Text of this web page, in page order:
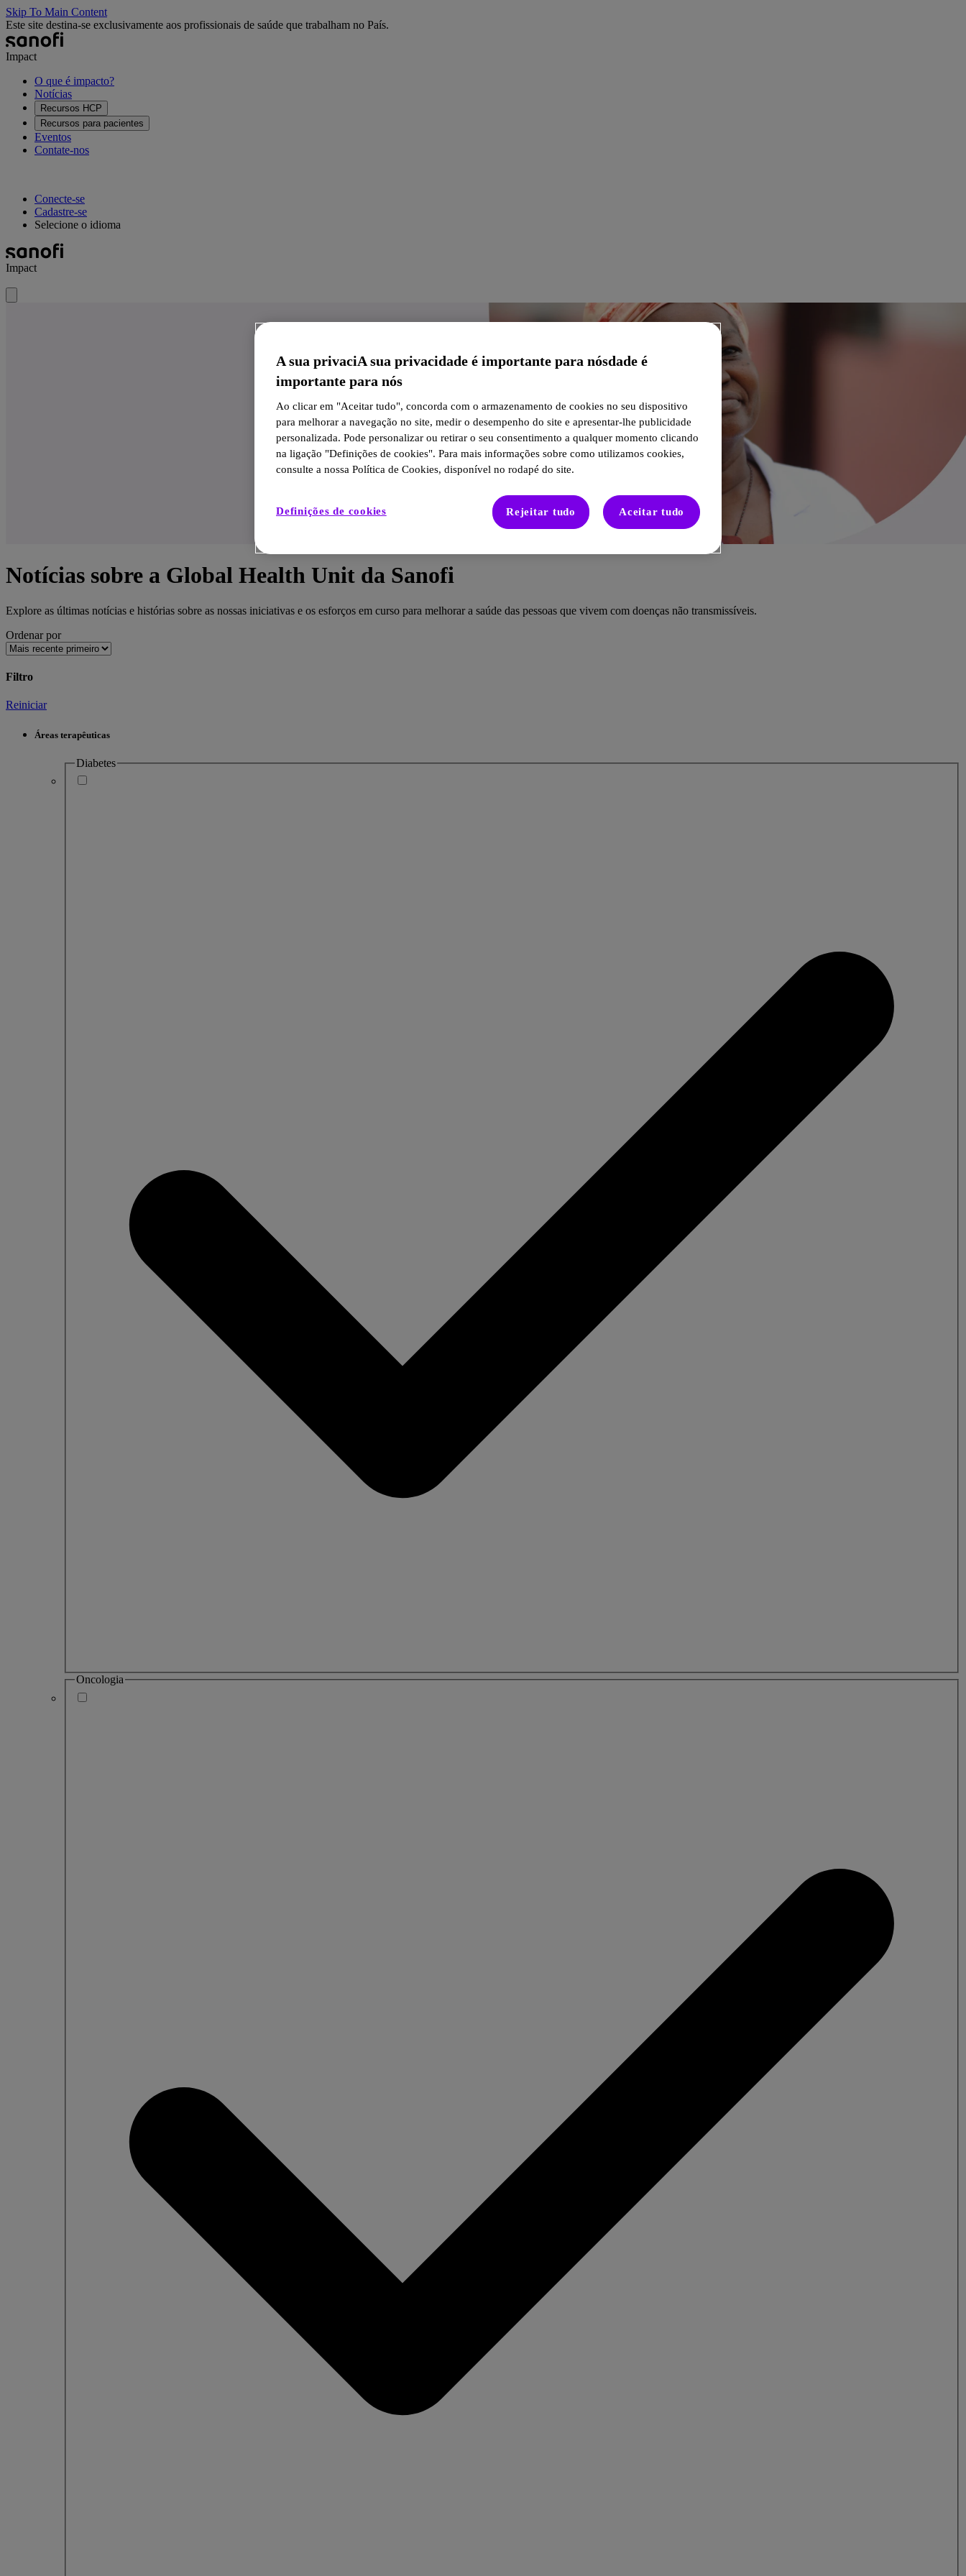
Skip To Main Content
Este site destina-se exclusivamente aos profissionais de saúde que trabalham no País.
Impact
O que é impacto?
Notícias
Recursos HCP
Recursos para pacientes
Eventos
Contate-nos
Conecte-se
Cadastre-se
Selecione o idioma
Impact
Notícias sobre a Global Health Unit da Sanofi
Explore as últimas notícias e histórias sobre as nossas iniciativas e os esforços em curso para melhorar a saúde das pessoas que vivem com doenças não transmissíveis.
Ordenar por
Filtro
Reiniciar
Áreas terapêuticas
Diabetes
Oncologia
A sua privaciA sua privacidade é importante para nósdade é
importante para nós
Ao clicar em "Aceitar tudo", concorda com o armazenamento de cookies no seu dispositivo
para melhorar a navegação no site, medir o desempenho do site e apresentar-lhe publicidade
personalizada. Pode personalizar ou retirar o seu consentimento a qualquer momento clicando
na ligação "Definições de cookies". Para mais informações sobre como utilizamos cookies,
consulte a nossa Política de Cookies, disponível no rodapé do site.
Definições de cookies Rejeitar tudo Aceitar tudo